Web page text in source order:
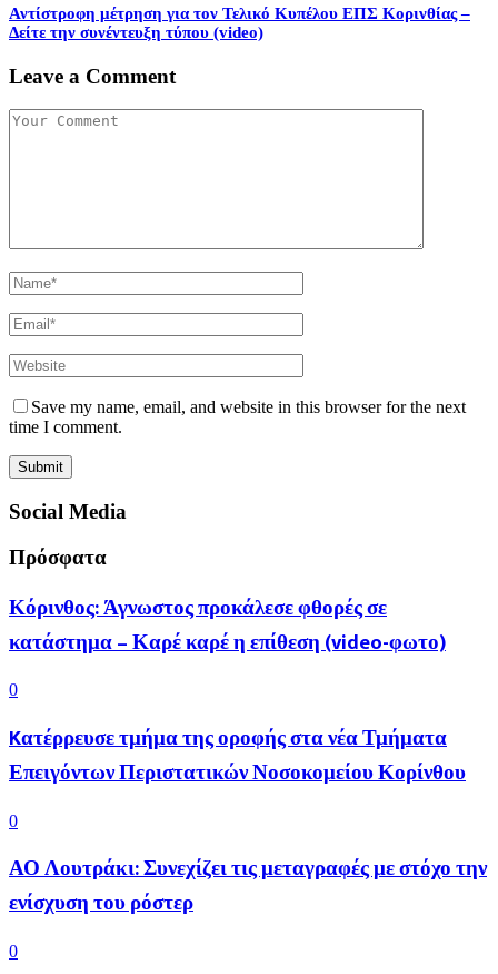
Αντίστροφη μέτρηση για τον Τελικό Κυπέλου ΕΠΣ Κορινθίας –
Δείτε την συνέντευξη τύπου (video)
Leave a Comment
Save my name, email, and website in this browser for the next
time I comment.
Social Media
Πρόσφατα
Κόρινθος: Άγνωστος προκάλεσε φθορές σε
κατάστημα – Καρέ καρέ η επίθεση (video-φωτο)
0
Kατέρρευσε τμήμα της οροφής στα νέα Τμήματα
Επειγόντων Περιστατικών Νοσοκομείου Κορίνθου
0
ΑΟ Λουτράκι: Συνεχίζει τις μεταγραφές με στόχο την
ενίσχυση του ρόστερ
0